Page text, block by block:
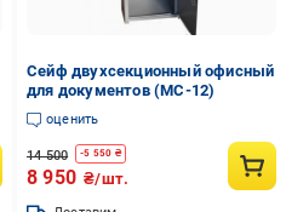
Сейф двухсекционный офисный
для документов (МС-12)
оценить
14 500 -5 550 ₴
8 950 ₴/шт.